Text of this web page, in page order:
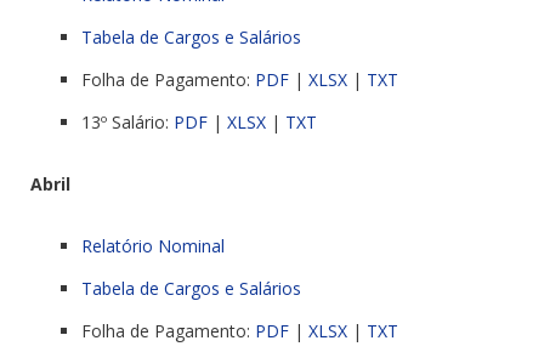
Tabela de Cargos e Salários
Folha de Pagamento: PDF | XLSX | TXT
13º Salário: PDF | XLSX | TXT
Abril
Relatório Nominal
Tabela de Cargos e Salários
Folha de Pagamento: PDF | XLSX | TXT